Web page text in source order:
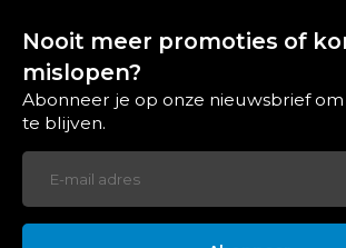
Nooit meer promoties of
mislopen?
Abonneer je op onze nieuwsbrief
te blijven.